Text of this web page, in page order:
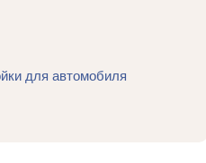
для автомобиля